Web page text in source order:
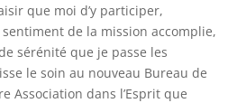
que moi d’y participer,
sentiment de la mission accomplie,
sérénité que je passe les
le soin au nouveau Bureau de
Association dans l’Esprit que